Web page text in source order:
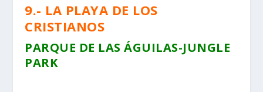
9.- LA PLAYA DE LOS
CRISTIANOS
PARQUE DE LAS ÁGUILAS-JUNGLE
PARK